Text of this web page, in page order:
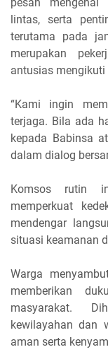
lintas, serta
terutama pada
merupakan
antusias
“Kami ingin
terjaga. Bila ada
kepada Babinsa
dalam dialog
Komsos rutin
memperkuat
mendengar
situasi keamanan
Warga
memberikan
masyarakat.
kewilayahan dan
aman serta